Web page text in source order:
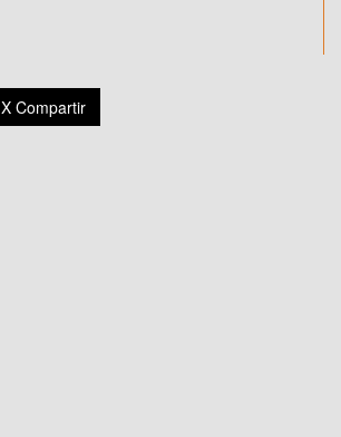
X Compartir